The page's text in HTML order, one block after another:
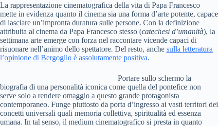
La rappresentazione cinematografica della vita di Papa Francesco
mette in evidenza quanto il cinema sia una forma d’arte potente, capace
di lasciare un’impronta duratura sulle persone. Con la definizione
attribuita al cinema da Papa Francesco stesso (catechesi d’umanità), la
settimana arte emerge con forza nel raccontare vicende capaci di
risuonare nell’animo dello spettatore. Del resto, anche sulla letteratura
l’opinione di Bergoglio è assolutamente positiva.
Portare sullo schermo la
biografia di una personalità iconica come quella del pontefice non
serve solo a rendere omaggio a questo grande protagonista
contemporaneo. Funge piuttosto da porta d’ingresso ai vasti territori dei
concetti universali quali memoria collettiva, spiritualità ed essenza
umana. In tal senso, il medium cinematografico si presta in quanto